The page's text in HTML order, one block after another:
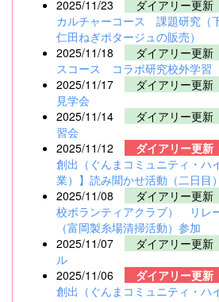
2025/11/23
ダイアリー更新
カルチャーコース 課題研究（
仁田ねぎポタージュの販売）
2025/11/18
ダイアリー更新
スコース コラボ研究校外学習
2025/11/17
ダイアリー更新
見学会
2025/11/14
ダイアリー更新
習会
2025/11/12
ダイアリー更新
創出（ぐんまコミュニティ・
業）】読み聞かせ活動（二日目）
2025/11/08
ダイアリー更新
校ボランティアクラブ） リレ
（富岡製糸場清掃活動）参加
2025/11/07
ダイアリー更新
ル
2025/11/06
ダイアリー更新
創出（ぐんまコミュニティ・